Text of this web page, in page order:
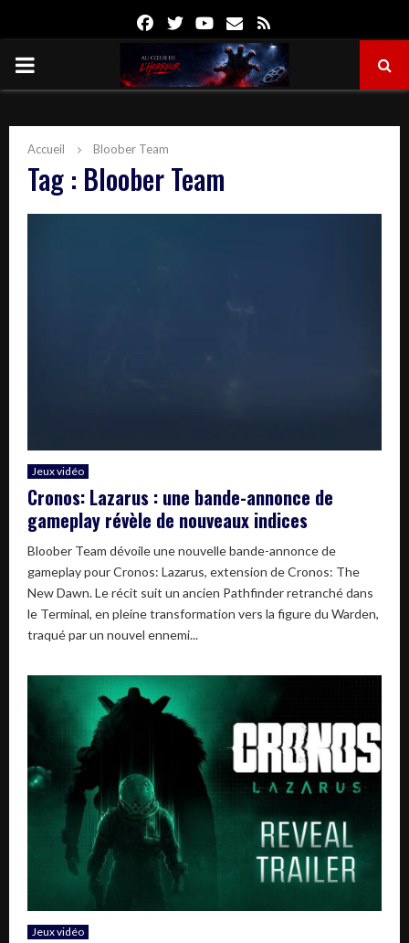
FacebookTwitterYoutube
Email
PRIMARY
Accueil Bloober Team
Tag : Bloober Team
Jeux vidéo
Cronos: Lazarus : une bande-annonce de
gameplay révèle de nouveaux indices
Bloober Team dévoile une nouvelle bande-annonce de
gameplay pour Cronos: Lazarus, extension de Cronos: The
New Dawn. Le récit suit un ancien Pathfinder retranché dans
le Terminal, en pleine transformation vers la figure du Warden,
traqué par un nouvel ennemi...
Jeux vidéo